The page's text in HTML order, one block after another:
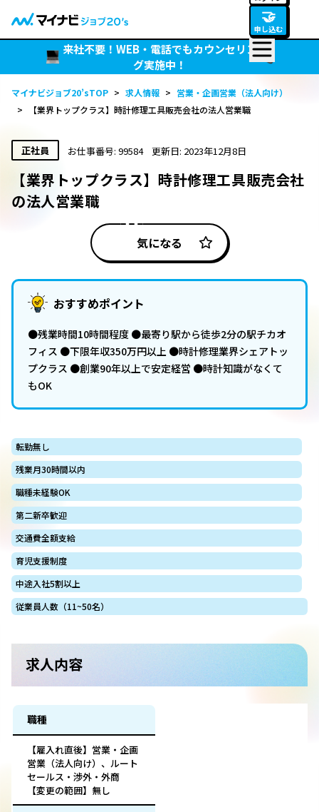
🤝
申し込む
来社不要！WEB・電話でもカウンセリン
グ実施中！
マイナビジョブ20’sTOP > 求人情報 > 営業・企画営業（法人向け）
>
【業界トップクラス】時計修理工具販売会社の法人営業職
正社員 お仕事番号: 99584 更新日: 2023年12月8日
【業界トップクラス】時計修理工具販売会社
の法人営業職
気になる
おすすめポイント
●残業時間10時間程度 ●最寄り駅から徒歩2分の駅チカオ
フィス ●下限年収350万円以上 ●時計修理業界シェアトッ
プクラス ●創業90年以上で安定経営 ●時計知識がなくて
もOK
転勤無し
残業月30時間以内
職種未経験OK
第二新卒歓迎
交通費全額支給
育児支援制度
中途入社5割以上
従業員人数（11~50名）
求人内容
職種
【雇入れ直後】営業・企画
営業（法人向け）、ルート
セールス・渉外・外商
【変更の範囲】無し